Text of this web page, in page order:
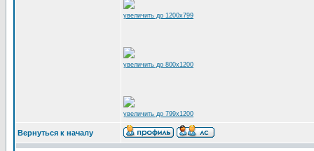
увеличить до 1200x799
увеличить до 800x1200
увеличить до 799x1200
Вернуться к началу